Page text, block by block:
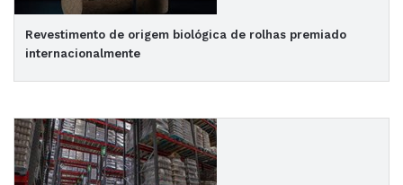
Revestimento de origem biológica de rolhas premiado
internacionalmente